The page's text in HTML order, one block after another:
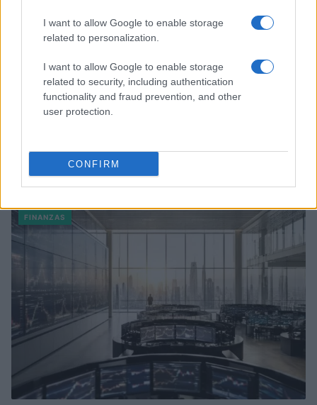
I want to allow Google to enable storage
related to personalization.
I want to allow Google to enable storage
related to security, including authentication
functionality and fraud prevention, and other
user protection.
CONFIRM
Cómo la crisis de refino está afectando los precios de la
gasolina y el diésel
Lucía Herrera · 7 Ago 2026
FINANZAS